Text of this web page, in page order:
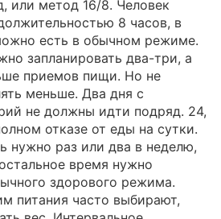
или метод 16/8. Человек
8 часов, в
есть в обычном режиме.
запланировать два-три, а
приемов пищи. Но не
меньше. Два дня с
не должны идти подряд. 24,
отказе от еды на сутки.
нужно раз или два в неделю,
время нужно
здорового режима.
питания часто выбирают,